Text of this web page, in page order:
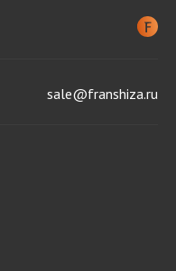
sale@franshiza.ru